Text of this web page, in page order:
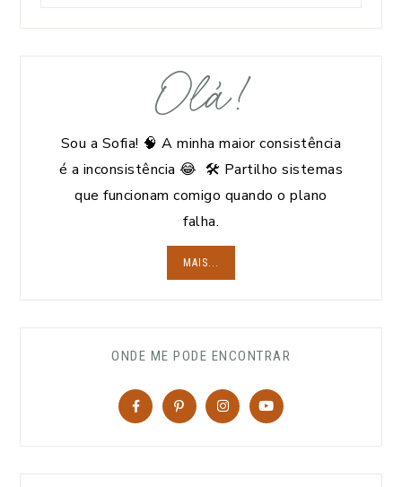
Olá!
Sou a Sofia! 🧠 A minha maior consistência
é a inconsistência 😂 🛠️ Partilho sistemas
que funcionam comigo quando o plano
falha.
MAIS...
ONDE ME PODE ENCONTRAR